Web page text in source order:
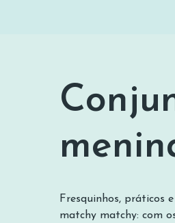
Fresquinhos, práticos
matchy matchy: com